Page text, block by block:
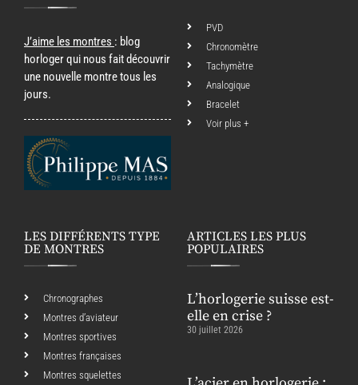
J’aime les montres : blog
horloger qui nous fait découvrir
une nouvelle montre tous les
jours.
PVD
Chronomètre
Tachymètre
Analogique
Bracelet
Voir plus +
LES DIFFÉRENTS TYPE
DE MONTRES
Chronographes
Montres d’aviateur
Montres sportives
Montres françaises
Montres squelettes
ARTICLES LES PLUS
POPULAIRES
L’horlogerie suisse est-
elle en crise ?
30 juillet 2026